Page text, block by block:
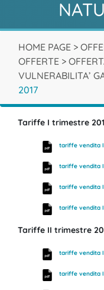
HOME PAGE >
OFFERTE >
VULNERABILITA’
2017
Tariffe I trimestre
tariffe vendita I
tariffe vendita I
tariffe vendita I
tariffe vendita I
Tariffe II trimestre
tariffe vendita
tariffe vendita